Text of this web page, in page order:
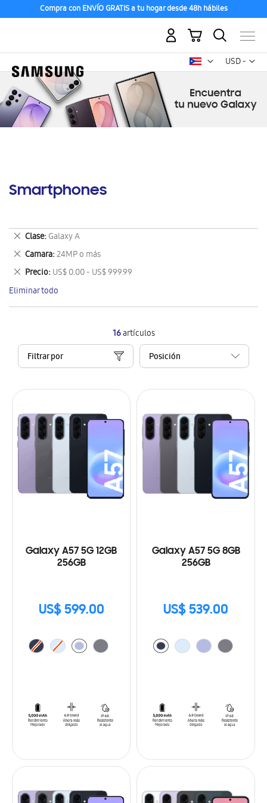
Compra con ENVÍO GRATIS a tu hogar desde 48h hábiles
USD -
dólar
Mi carrito
Smartphones
16artículos
Filtrar por
Galaxy A57 5G 12GB
256GB
US$ 599.00
Galaxy A57 5G 8GB
256GB
US$ 539.00
Clase Galaxy A
Eliminar
este
artículo
Camara 24MP o más
Eliminar
este
artículo
Precio US$ 0.00 - US$ 999.99
Eliminar
este
artículo
Eliminar todo